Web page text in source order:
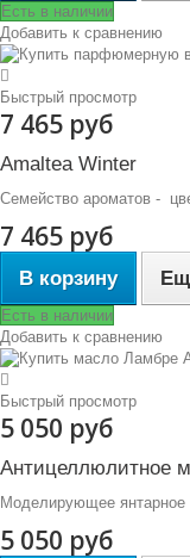
Есть в наличии
Добавить к сравнению
Быстрый просмотр
7 465 руб
Amaltea Winter
Семейство ароматов -
7 465 руб
В корзину
Есть в наличии
Добавить к сравнению
Быстрый просмотр
5 050 руб
Антицеллюлитное
Моделирующее янтарное
5 050 руб